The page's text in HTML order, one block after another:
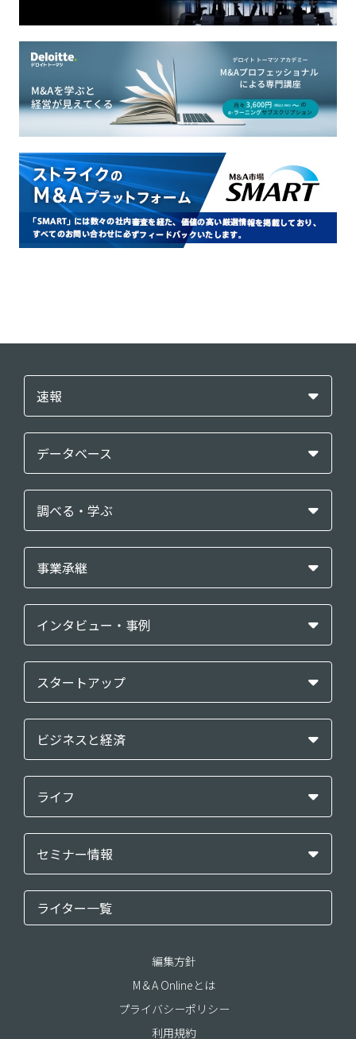
速報
データベース
調べる・学ぶ
事業承継
インタビュー・事例
スタートアップ
ビジネスと経済
ライフ
セミナー情報
ライター一覧
編集方針
M＆A Onlineとは
プライバシーポリシー
利用規約